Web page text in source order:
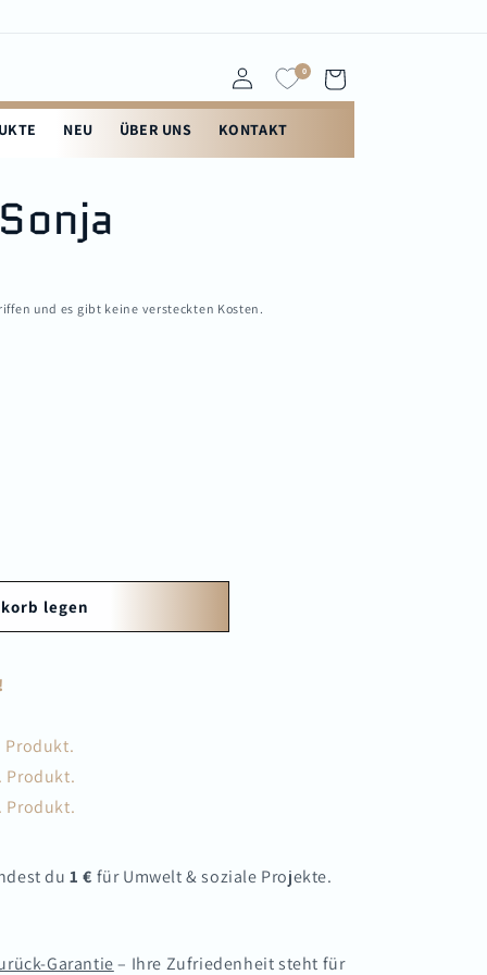
NEU ÜBER UNS KONTAKT
Einloggen 0
Warenkorb
und es gibt keine versteckten Kosten.
legen
Produkt.
Produkt.
Produkt.
du1 € für Umwelt & soziale Projekte.
Garantie– Ihre Zufriedenheit steht für